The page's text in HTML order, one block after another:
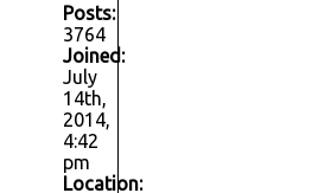
Posts:
3764
Joined:
July
14th,
2014,
4:42
pm
Location: